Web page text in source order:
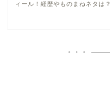
ィール！経歴やものまねネタは？